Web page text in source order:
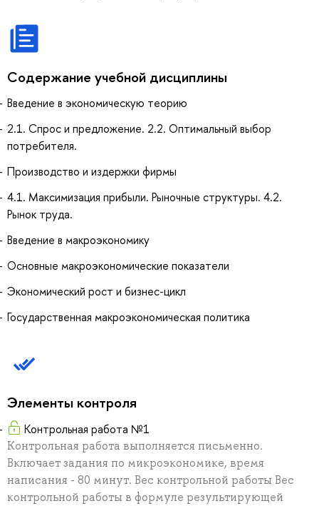
Содержание учебной дисциплины
Введение в экономическую теорию
2.1. Спрос и предложение. 2.2. Оптимальный выбор
потребителя.
Производство и издержки фирмы
4.1. Максимизация прибыли. Рыночные структуры. 4.2.
Рынок труда.
Введение в макроэкономику
Основные макроэкономические показатели
Экономический рост и бизнес-цикл
Государственная макроэкономическая политика
Элементы контроля
Контрольная работа №1
Контрольная работа выполняется письменно.
Включает задания по микроэкономике, время
написания - 80 минут. Вес контрольной работы Вес
контрольной работы в формуле результирующей